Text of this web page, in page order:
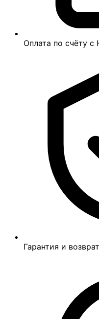
Оплата по счёту
Гарантия и